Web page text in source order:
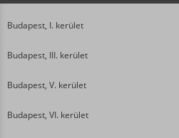
Budapest, I. kerület
Budapest, III. kerület
Budapest, V. kerület
Budapest, VI. kerület